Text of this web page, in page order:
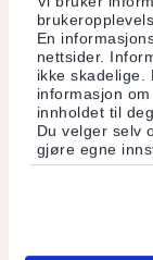
En
nettsider.
ikke skadelige.
informasjon
innholdet til
Du velger selv
gjøre egne
Fast spalte
Hartmut Rosa